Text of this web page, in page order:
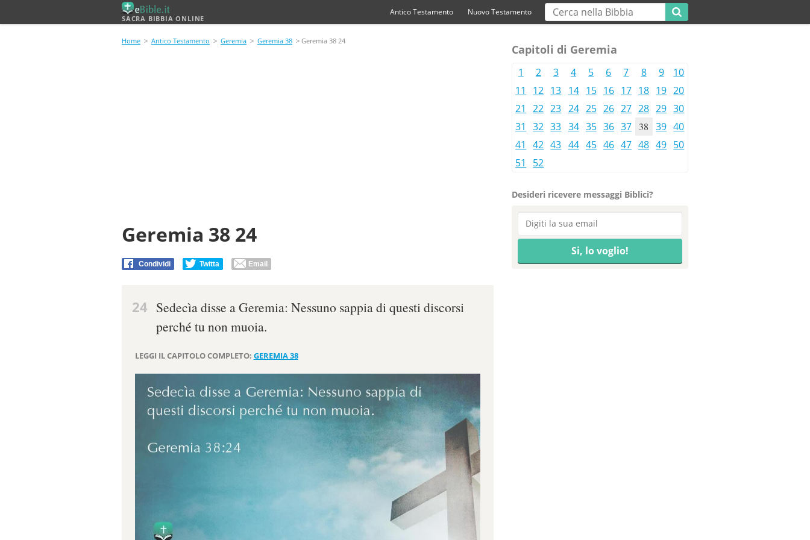
SACRA BIBBIA ONLINE
Antico Testamento Nuovo Testamento
Home > Antico Testamento > Geremia > Geremia 38 > Geremia 38 24
Geremia 38 24
Condividi Twitta Email
24 Sedecìa disse a Geremia: Nessuno sappia di questi discorsi
perché tu non muoia.
LEGGI IL CAPITOLO COMPLETO: GEREMIA 38
Capitoli di Geremia
1 2 3 4 5 6 7 8 9
10
11
12 13 14 15 16 17 18 19 20
21
22 23 24 25 26 27 28 29 30
31
32 33 34 35 36 37 38 39 40
41
42 43 44 45 46 47 48 49 50
51
52
Desideri ricevere messaggi Biblici?